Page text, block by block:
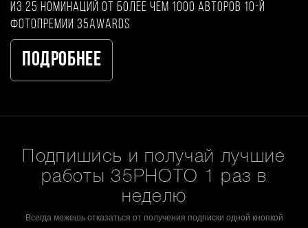
из 25 номинаций от более чем 1000 авторов 10-й
фотопремии 35AWARDS
Подробнее
Подпишись и получай лучшие
работы 35PHOTO 1 раз в
неделю
Всегда можешь отказаться от получения подписки одной кнопкой